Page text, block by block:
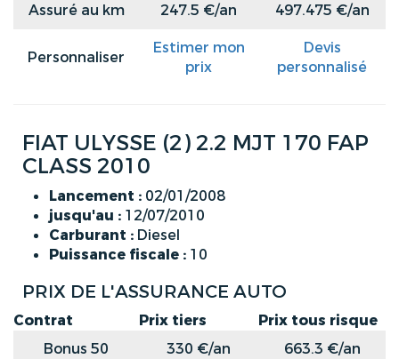
Assuré au km 247.5 €/an 497.475 €/an
Personnaliser
Estimer mon
prix
Devis
personnalisé
FIAT ULYSSE (2) 2.2 MJT 170 FAP
CLASS 2010
Lancement : 02/01/2008
jusqu'au : 12/07/2010
Carburant : Diesel
Puissance fiscale : 10
PRIX DE L'ASSURANCE AUTO
Contrat Prix tiers
Prix tous risque
Bonus 50
330 €/an
663.3 €/an